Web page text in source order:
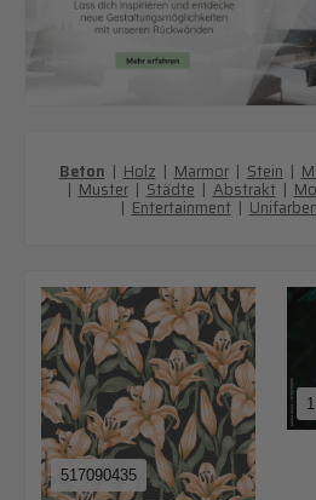
Beton|Holz|Marmor|Stein|
|Muster|Städte|Abstrakt|
|Entertainment|
517090435